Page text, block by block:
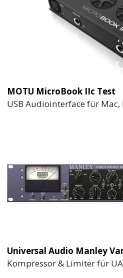
MOTU MicroBook IIc Test
USB Audiointerface für Mac,
Universal Audio Manley
Kompressor & Limiter für